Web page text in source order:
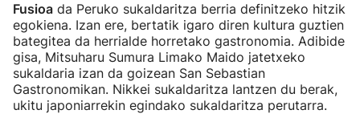
Fusioa da Peruko sukaldaritza berria definitzeko hitzik
egokiena. Izan ere, bertatik igaro diren kultura guztien
bategitea da herrialde horretako gastronomia. Adibide
gisa, Mitsuharu Sumura Limako Maido jatetxeko
sukaldaria izan da goizean San Sebastian
Gastronomikan. Nikkei sukaldaritza lantzen du berak,
ukitu japoniarrekin egindako sukaldaritza perutarra.